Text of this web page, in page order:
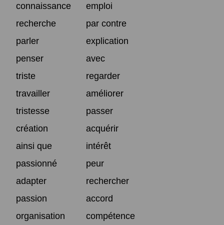
connaissance
emploi
recherche
par contre
parler
explication
penser
avec
triste
regarder
travailler
améliorer
tristesse
passer
création
acquérir
ainsi que
intérêt
passionné
peur
adapter
rechercher
passion
accord
organisation
compétence